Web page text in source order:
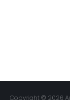
Copyright © 2026